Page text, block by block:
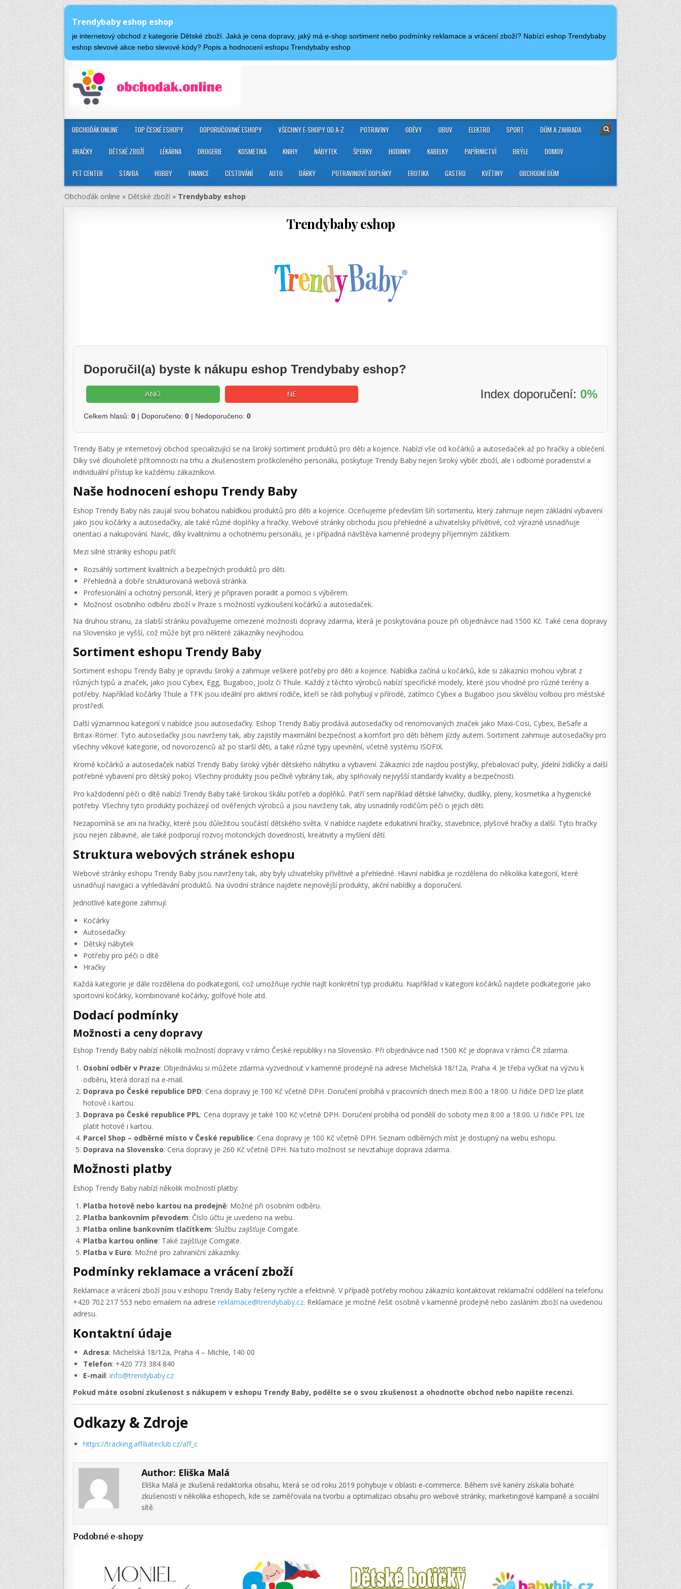
Trendybaby eshop eshop
je internetový obchod z kategorie Dětské zboží. Jaká je cena dopravy, jaký má e-shop sortiment nebo podmínky reklamace a vrácení zboží? Nabízí eshop Trendybaby
eshop slevové akce nebo slevové kódy? Popis a hodnocení eshopu Trendybaby eshop
OBCHOĎÁK ONLINE TOP ČESKÉ ESHOPY DOPORUČOVANÉ ESHOPY VŠECHNY E-SHOPY OD A-Z POTRAVINY ODĚVY OBUV ELEKTRO SPORT DŮM A ZAHRADA
HRAČKY DĚTSKÉ ZBOŽÍ LÉKÁRNA DROGERIE KOSMETIKA KNIHY NÁBYTEK ŠPERKY HODINKY KABELKY PAPÍRNICTVÍ BRÝLE DOMOV
PET CENTER STAVBA HOBBY FINANCE CESTOVÁNÍ AUTO DÁRKY POTRAVINOVÉ DOPLŇKY EROTIKA GASTRO KVĚTINY OBCHODNÍ DŮM
Obchoďák online»Dětské zboží»Trendybaby eshop
Trendybaby eshop
Doporučil(a) byste k nákupu eshop Trendybaby eshop?
ANO NE Index doporučení: 0%
Celkem hlasů: 0 | Doporučeno: 0 | Nedoporučeno: 0
Trendy Baby je internetový obchod specializující se na široký sortiment produktů pro děti a kojence. Nabízí vše od kočárků a autosedaček až po hračky a oblečení.
Díky své dlouholeté přítomnosti na trhu a zkušenostem proškoleného personálu, poskytuje Trendy Baby nejen široký výběr zboží, ale i odborné poradenství a
individuální přístup ke každému zákazníkovi.
Naše hodnocení eshopu Trendy Baby
Eshop Trendy Baby nás zaujal svou bohatou nabídkou produktů pro děti a kojence. Oceňujeme především šíři sortimentu, který zahrnuje nejen základní vybavení
jako jsou kočárky a autosedačky, ale také různé doplňky a hračky. Webové stránky obchodu jsou přehledné a uživatelsky přívětivé, což výrazně usnadňuje
orientaci a nakupování. Navíc, díky kvalitnímu a ochotnému personálu, je i případná návštěva kamenné prodejny příjemným zážitkem.
Mezi silné stránky eshopu patří:
Rozsáhlý sortiment kvalitních a bezpečných produktů pro děti.
Přehledná a dobře strukturovaná webová stránka.
Profesionální a ochotný personál, který je připraven poradit a pomoci s výběrem.
Možnost osobního odběru zboží v Praze s možností vyzkoušení kočárků a autosedaček.
Na druhou stranu, za slabší stránku považujeme omezené možnosti dopravy zdarma, která je poskytována pouze při objednávce nad 1500 Kč. Také cena dopravy
na Slovensko je vyšší, což může být pro některé zákazníky nevýhodou.
Sortiment eshopu Trendy Baby
Sortiment eshopu Trendy Baby je opravdu široký a zahrnuje veškeré potřeby pro děti a kojence. Nabídka začíná u kočárků, kde si zákazníci mohou vybrat z
různých typů a značek, jako jsou Cybex, Egg, Bugaboo, Joolz či Thule. Každý z těchto výrobců nabízí specifické modely, které jsou vhodné pro různé terény a
potřeby. Například kočárky Thule a TFK jsou ideální pro aktivní rodiče, kteří se rádi pohybují v přírodě, zatímco Cybex a Bugaboo jsou skvělou volbou pro městské
prostředí.
Další významnou kategorií v nabídce jsou autosedačky. Eshop Trendy Baby prodává autosedačky od renomovaných značek jako Maxi-Cosi, Cybex, BeSafe a
Britax-Römer. Tyto autosedačky jsou navrženy tak, aby zajistily maximální bezpečnost a komfort pro děti během jízdy autem. Sortiment zahrnuje autosedačky pro
všechny věkové kategorie, od novorozenců až po starší děti, a také různé typy upevnění, včetně systému ISOFIX.
Kromě kočárků a autosedaček nabízí Trendy Baby široký výběr dětského nábytku a vybavení. Zákazníci zde najdou postýlky, přebalovací pulty, jídelní židličky a další
potřebné vybavení pro dětský pokoj. Všechny produkty jsou pečlivě vybrány tak, aby splňovaly nejvyšší standardy kvality a bezpečnosti.
Pro každodenní péči o dítě nabízí Trendy Baby také širokou škálu potřeb a doplňků. Patří sem například dětské lahvičky, dudlíky, pleny, kosmetika a hygienické
potřeby. Všechny tyto produkty pocházejí od ověřených výrobců a jsou navrženy tak, aby usnadnily rodičům péči o jejich děti.
Nezapomíná se ani na hračky, které jsou důležitou součástí dětského světa. V nabídce najdete edukativní hračky, stavebnice, plyšové hračky a další. Tyto hračky
jsou nejen zábavné, ale také podporují rozvoj motorických dovedností, kreativity a myšlení dětí.
Struktura webových stránek eshopu
Webové stránky eshopu Trendy Baby jsou navrženy tak, aby byly uživatelsky přívětivé a přehledné. Hlavní nabídka je rozdělena do několika kategorií, které
usnadňují navigaci a vyhledávání produktů. Na úvodní stránce najdete nejnovější produkty, akční nabídky a doporučení.
Jednotlivé kategorie zahrnují:
Kočárky
Autosedačky
Dětský nábytek
Potřeby pro péči o dítě
Hračky
Každá kategorie je dále rozdělena do podkategorií, což umožňuje rychle najít konkrétní typ produktu. Například v kategorii kočárků najdete podkategorie jako
sportovní kočárky, kombinované kočárky, golfové hole atd.
Dodací podmínky
Možnosti a ceny dopravy
Eshop Trendy Baby nabízí několik možností dopravy v rámci České republiky i na Slovensko. Při objednávce nad 1500 Kč je doprava v rámci ČR zdarma.
Osobní odběr v Praze: Objednávku si můžete zdarma vyzvednout v kamenné prodejně na adrese Michelská 18/12a, Praha 4. Je třeba vyčkat na výzvu k
odběru, která dorazí na e-mail.
Doprava po České republice DPD: Cena dopravy je 100 Kč včetně DPH. Doručení probíhá v pracovních dnech mezi 8:00 a 18:00. U řidiče DPD lze platit
hotově i kartou.
Doprava po České republice PPL: Cena dopravy je také 100 Kč včetně DPH. Doručení probíhá od pondělí do soboty mezi 8:00 a 18:00. U řidiče PPL lze
platit hotově i kartou.
Parcel Shop – odběrné místo v České republice: Cena dopravy je 100 Kč včetně DPH. Seznam odběrných míst je dostupný na webu eshopu.
Doprava na Slovensko: Cena dopravy je 260 Kč včetně DPH. Na tuto možnost se nevztahuje doprava zdarma.
Možnosti platby
Eshop Trendy Baby nabízí několik možností platby:
Platba hotově nebo kartou na prodejně: Možné při osobním odběru.
Platba bankovním převodem: Číslo účtu je uvedeno na webu.
Platba online bankovním tlačítkem: Službu zajišťuje Comgate.
Platba kartou online: Také zajišťuje Comgate.
Platba v Euro: Možné pro zahraniční zákazníky.
Podmínky reklamace a vrácení zboží
Reklamace a vrácení zboží jsou v eshopu Trendy Baby řešeny rychle a efektivně. V případě potřeby mohou zákazníci kontaktovat reklamační oddělení na telefonu
+420 702 217 553 nebo emailem na adrese reklamace@trendybaby.cz. Reklamace je možné řešit osobně v kamenné prodejně nebo zasláním zboží na uvedenou
adresu.
Kontaktní údaje
Adresa: Michelská 18/12a, Praha 4 – Michle, 140 00
Telefon: +420 773 384 840
E-mail: info@trendybaby.cz
Pokud máte osobní zkušenost s nákupem v eshopu Trendy Baby, podělte se o svou zkušenost a ohodnoťte obchod nebo napište recenzi.
Odkazy & Zdroje
https://tracking.affiliateclub.cz/aff_c
Author: Eliška Malá
Eliška Malá je zkušená redaktorka obsahu, která se od roku 2019 pohybuje v oblasti e-commerce. Během své kariéry získala bohaté
zkušenosti v několika eshopech, kde se zaměřovala na tvorbu a optimalizaci obsahu pro webové stránky, marketingové kampaně a sociální
sítě.
Podobné e-shopy